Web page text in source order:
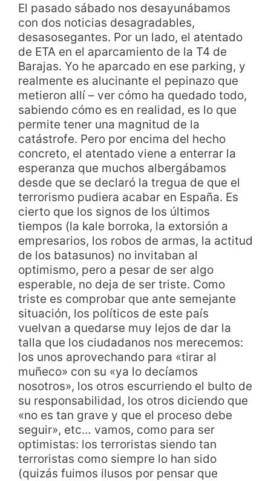
El pasado sábado nos desayunábamos
con dos noticias desagradables,
desasosegantes. Por un lado, el atentado
de ETA en el aparcamiento de la T4 de
Barajas. Yo he aparcado en ese parking, y
realmente es alucinante el pepinazo que
metieron allí – ver cómo ha quedado todo,
sabiendo cómo es en realidad, es lo que
permite tener una magnitud de la
catástrofe. Pero por encima del hecho
concreto, el atentado viene a enterrar la
esperanza que muchos albergábamos
desde que se declaró la tregua de que el
terrorismo pudiera acabar en España. Es
cierto que los signos de los últimos
tiempos (la kale borroka, la extorsión a
empresarios, los robos de armas, la actitud
de los batasunos) no invitaban al
optimismo, pero a pesar de ser algo
esperable, no deja de ser triste. Como
triste es comprobar que ante semejante
situación, los políticos de este país
vuelvan a quedarse muy lejos de dar la
talla que los ciudadanos nos merecemos:
los unos aprovechando para «tirar al
muñeco» con su «ya lo decíamos
nosotros», los otros escurriendo el bulto de
su responsabilidad, los otros diciendo que
«no es tan grave y que el proceso debe
seguir», etc… vamos, como para ser
optimistas: los terroristas siendo tan
terroristas como siempre lo han sido
(quizás fuimos ilusos por pensar que